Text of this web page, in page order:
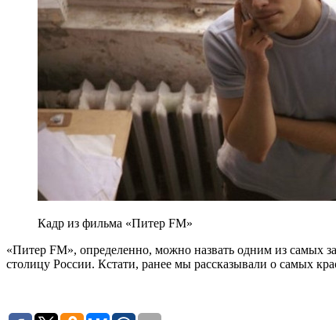
Кадр из фильма «Питер FM»
«Питер FM», определенно, можно назвать одним из
столицу России. Кстати, ранее мы рассказывали о самых